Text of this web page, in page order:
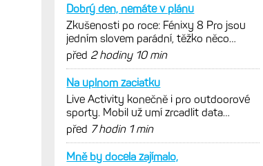
Dobrý den, nemáte v plánu
Zkušenosti po roce: Fénixy 8 Pro jsou
jedním slovem parádní, těžko něco
vytknout. Ale ta nositelnost
před 2 hodiny 10 min
Na uplnom zaciatku
Live Activity konečně i pro outdoorové
sporty. Mobil už umí zrcadlit data
cyklistiky, běhu i chůze
před 7 hodin 1 min
Mně by docela zajímalo,